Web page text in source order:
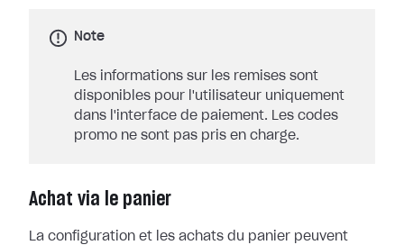
Note
Les informations sur les remises sont
disponibles pour l'utilisateur uniquement
dans l'interface de paiement. Les codes
promo ne sont pas pris en charge.
Achat via le panier
La configuration et les achats du panier peuvent